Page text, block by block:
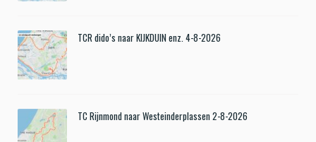
TCR dido’s naar KIJKDUIN enz. 4-8-2026
TC Rijnmond naar Westeinderplassen 2-8-2026